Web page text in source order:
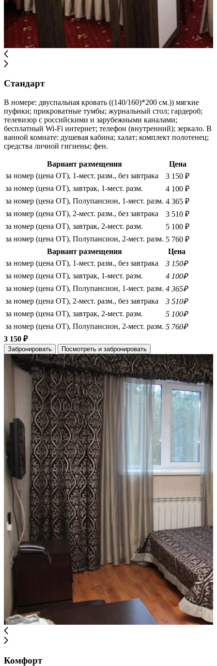
Стандарт
В номере: двуспальная кровать ((140/160)*200 см.)) мягкие
пуфики; прикроватные тумбы; журнальный стол; гардероб;
телевизор с российскими и зарубежными каналами;
бесплатный Wi-Fi интернет; телефон (внутренний); зеркало. В
ванной комнате: душевая кабина; халат; комплект полотенец;
средства личной гигиены; фен.
Вариант размещения
Цена
за номер (цена ОТ), 1-мест. разм., без завтрака
3 150 ₽
за номер (цена ОТ), завтрак, 1-мест. разм.
4 100 ₽
за номер (цена ОТ), Полупансион, 1-мест. разм. 4 365 ₽
за номер (цена ОТ), 2-мест. разм., без завтрака
3 510 ₽
за номер (цена ОТ), завтрак, 2-мест. разм.
5 100 ₽
за номер (цена ОТ), Полупансион, 2-мест. разм. 5 760 ₽
Вариант размещения
Цена
за номер (цена ОТ), 1-мест. разм., без завтрака
3 150₽
за номер (цена ОТ), завтрак, 1-мест. разм.
4 100₽
за номер (цена ОТ), Полупансион, 1-мест. разм. 4 365₽
за номер (цена ОТ), 2-мест. разм., без завтрака
3 510₽
за номер (цена ОТ), завтрак, 2-мест. разм.
5 100₽
за номер (цена ОТ), Полупансион, 2-мест. разм. 5 760₽
3 150 ₽
Забронировать Посмотреть и забронировать
Комфорт